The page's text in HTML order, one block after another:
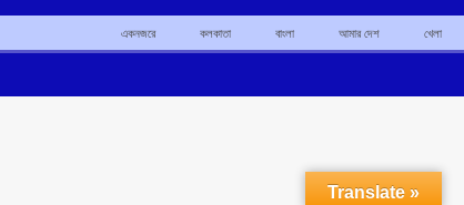
একনজরে কলকাতা বাংলা আমার দেশ খেলা
Translate »